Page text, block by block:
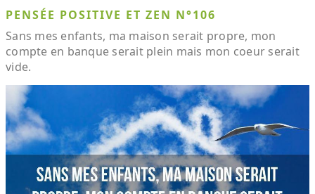
PENSÉE POSITIVE ET ZEN N°106
Sans mes enfants, ma maison serait propre, mon
compte en banque serait plein mais mon coeur serait
vide.